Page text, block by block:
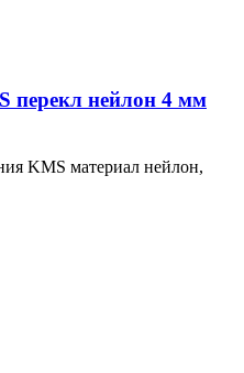
перекл нейлон 4 мм
KMS материал нейлон,